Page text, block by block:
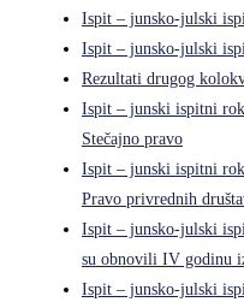
Ispit – junsko-julski
Ispit – junsko-julski
Rezultati drugog
Ispit – junski ispitni
Stečajno pravo
Ispit – junski ispitni
Pravo privrednih
Ispit – junsko-julski
su obnovili IV godinu
Ispit – junsko-julski